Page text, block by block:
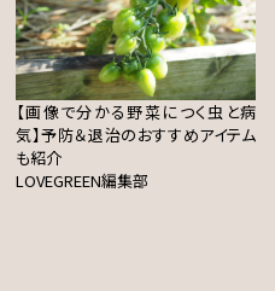
【画像で分かる野菜につく虫と病
気】予防＆退治のおすすめアイテム
も紹介
LOVEGREEN編集部